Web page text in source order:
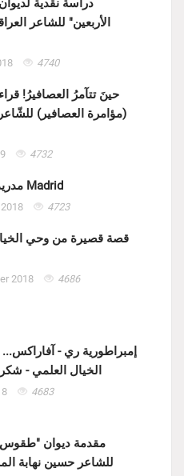
دراسة نقدية
الأربعين" للشاعر
4740
حينَ تتآمرُ العصافيرُ!
(مؤامرة العصافير)
4732
مدريد .. تاريخ وجمال Madrid
4723
قصة قصيرة من وحي الخيال
2018 4686
إمبراطورية ري -
الخيال العلمي -
4683
مقدمة ديوان "طقوس
للشاعر حسين نهابة